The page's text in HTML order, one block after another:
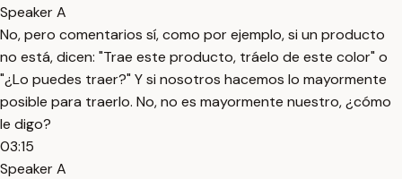
Speaker A
No, pero comentarios sí, como por ejemplo, si un producto
no está, dicen: "Trae este producto, tráelo de este color" o
"¿Lo puedes traer?" Y si nosotros hacemos lo mayormente
posible para traerlo. No, no es mayormente nuestro, ¿cómo
le digo?
03:15
Speaker A